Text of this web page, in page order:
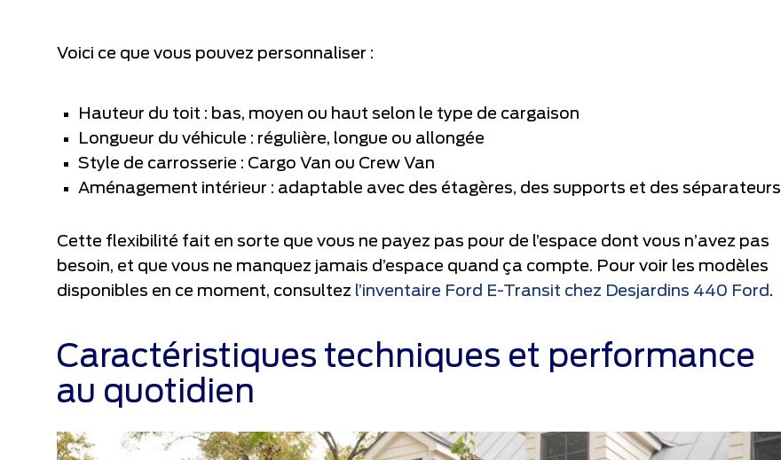
Voici ce que vous pouvez personnaliser :
Hauteur du toit : bas, moyen ou haut selon le type de cargaison
Longueur du véhicule : régulière, longue ou allongée
Style de carrosserie : Cargo Van ou Crew Van
Aménagement intérieur : adaptable avec des étagères, des supports et des séparateurs
Cette flexibilité fait en sorte que vous ne payez pas pour de l’espace dont vous n’avez pas
besoin, et que vous ne manquez jamais d’espace quand ça compte. Pour voir les modèles
disponibles en ce moment, consultez l’inventaire Ford E-Transit chez Desjardins 440 Ford.
Caractéristiques techniques et performance
au quotidien